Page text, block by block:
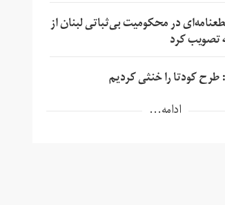
قطعنامه‌ای در محکومیت بی‌ثباتی لبنان از
تصویب کرد
کودتا را خنثی کردیم
ادامه...